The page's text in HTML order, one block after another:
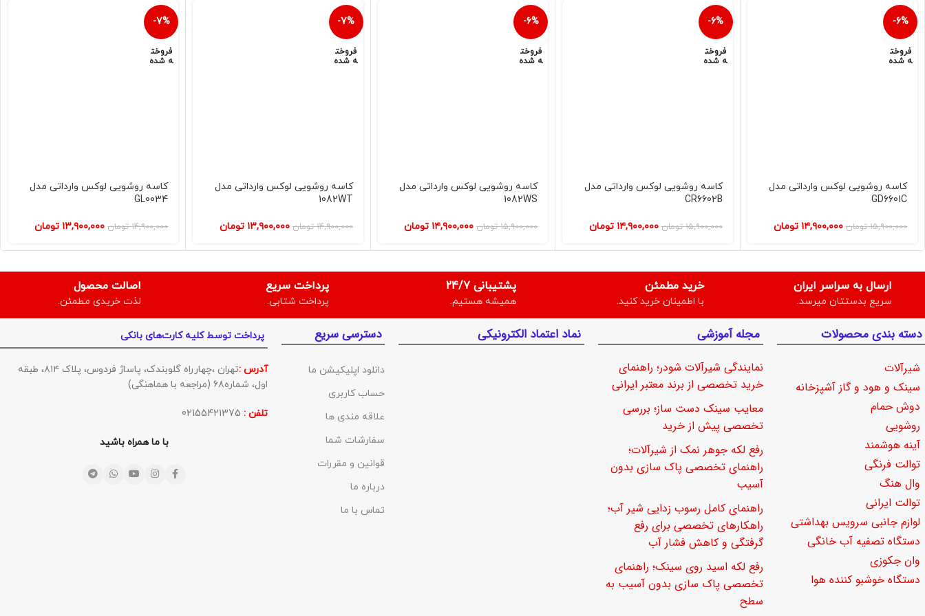
-6%
فروخت
ه شده
کاسه روشویی لوکس وارداتی مدل
GD6601C
۱۵,۹۰۰,۰۰۰ تومان ۱۴,۹۰۰,۰۰۰ تومان
-6%
فروخت
ه شده
کاسه روشویی لوکس وارداتی مدل
CR6602B
۱۵,۹۰۰,۰۰۰ تومان ۱۴,۹۰۰,۰۰۰ تومان
-6%
فروخت
ه شده
کاسه روشویی لوکس وارداتی مدل
1082WS
۱۵,۹۰۰,۰۰۰ تومان ۱۴,۹۰۰,۰۰۰ تومان
-7%
فروخت
ه شده
کاسه روشویی لوکس وارداتی مدل
1082WT
۱۴,۹۰۰,۰۰۰ تومان ۱۳,۹۰۰,۰۰۰ تومان
-7%
فروخت
ه شده
کاسه روشویی لوکس وارداتی مدل
GL0034
۱۴,۹۰۰,۰۰۰ تومان ۱۳,۹۰۰,۰۰۰ تومان
ارسال به سراسر ایران
سریع بدستتان میرسد.
خرید مطمئن
با اطمینان خرید کنید.
پشتیبانی 24/7
همیشه هستیم.
پرداخت سریع
پرداخت شتابی.
اصالت محصول
لذت خریدی مطمئن.
دسته بندی محصولات
شیرآلات
سینک و هود و گاز آشپزخانه
دوش حمام
روشویی
آینه هوشمند
توالت فرنگی
وال هنگ
توالت ایرانی
لوازم جانبی سرویس بهداشتی
دستگاه تصفیه آب خانگی
وان جکوزی
دستگاه خوشبو کننده هوا
مجله آموزشی
نمایندگی شیرآلات شودر؛ راهنمای
خرید تخصصی از برند معتبر ایرانی
معایب سینک دست ساز؛ بررسی
تخصصی پیش از خرید
رفع لکه جوهر نمک از شیرآلات؛
راهنمای تخصصی پاک سازی بدون
آسیب
راهنمای کامل رسوب زدایی شیر آب؛
راهکارهای تخصصی برای رفع
گرفتگی و کاهش فشار آب
رفع لکه اسید روی سینک؛ راهنمای
تخصصی پاک سازی بدون آسیب به
سطح
نماد اعتماد الکترونیکی دسترسی سریع
دانلود اپلیکیشن ما
حساب کاربری
علاقه مندی ها
سفارشات شما
قوانین و مقررات
درباره ما
تماس با ما
پرداخت توسط کلیه کارت‌های بانکی
آدرس :
تهران ،چهارراه گلوبندک، پاساژ فردوس، پلاک ۸۱۴، طبقه
اول، شماره۶۸ (مراجعه با هماهنگی)
تلفن :
با ما همراه باشید